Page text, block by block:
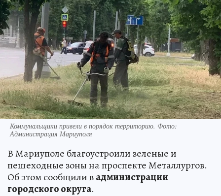
Коммунальщики привели в порядок территорию. Фото:
Администрация Мариуполя
В Мариуполе благоустроили зеленые и
пешеходные зоны на проспекте Металлургов.
Об этом сообщили вадминистрации
городского округа.